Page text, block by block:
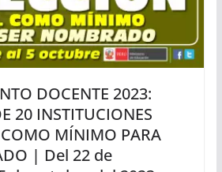
DOCENTE 2023:
20 INSTITUCIONES
MÍNIMO PARA
| Del 22 de